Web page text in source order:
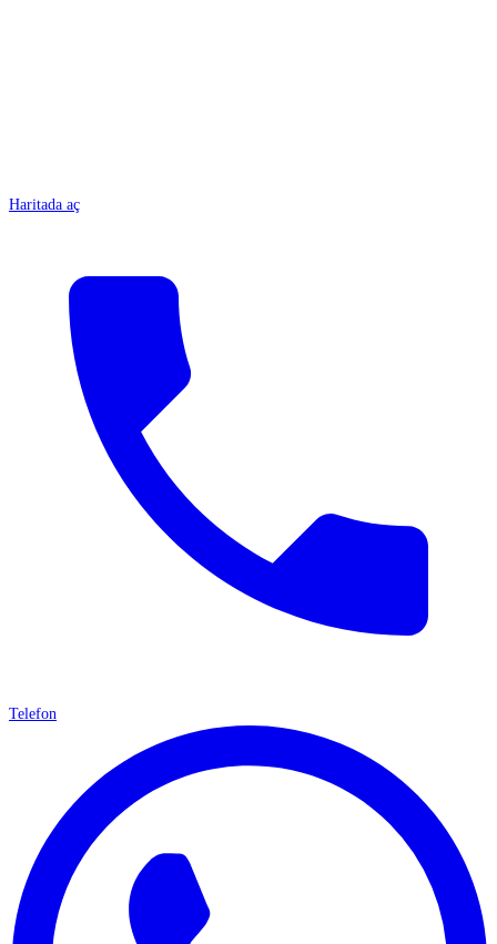
Haritada aç
Telefon